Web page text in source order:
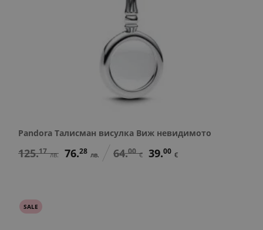
Pandora Талисман висулка Виж невидимото
125.17 лв. 76.28 лв. 64.00 € 39.00 €
SALE